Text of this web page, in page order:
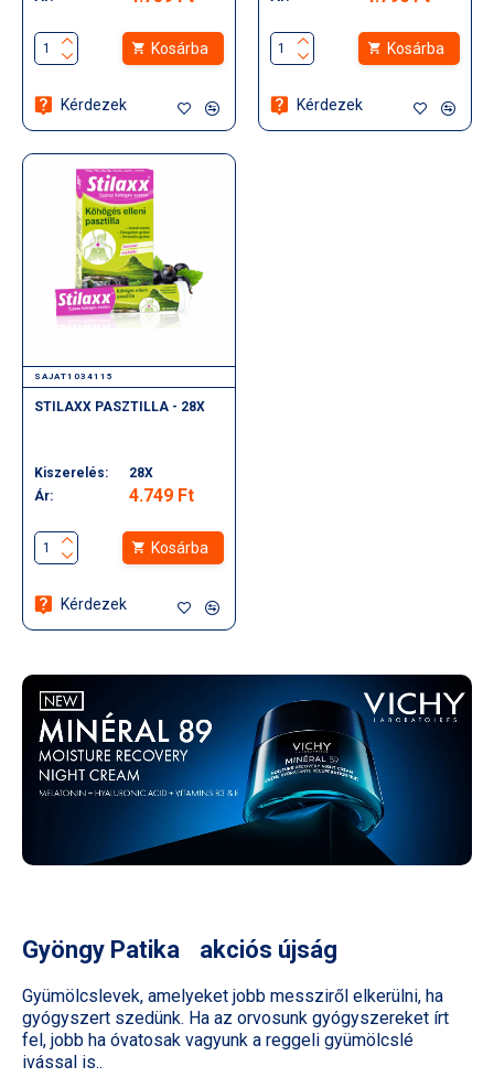
Kosárba
Kérdezek
Kosárba
Kérdezek
SAJAT1034115
STILAXX PASZTILLA - 28X
Kiszerelés:
28X
Ár:
4.749 Ft
Kosárba
Kérdezek
Gyöngy Patika akciós újság
Gyümölcslevek, amelyeket jobb messziről elkerülni, ha
gyógyszert szedünk. Ha az orvosunk gyógyszereket írt
fel, jobb ha óvatosak vagyunk a reggeli gyümölcslé
ivással is..